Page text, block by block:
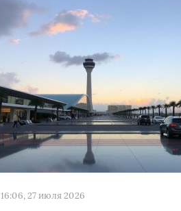
16:06, 27 июля 2026